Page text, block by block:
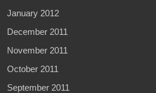
January 2012
December 2011
November 2011
October 2011
September 2011